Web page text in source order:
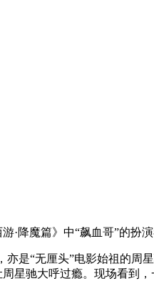
魔篇》中“飙血哥”的扮
“无厘头”电影始祖的周
星驰大呼过瘾。现场看到